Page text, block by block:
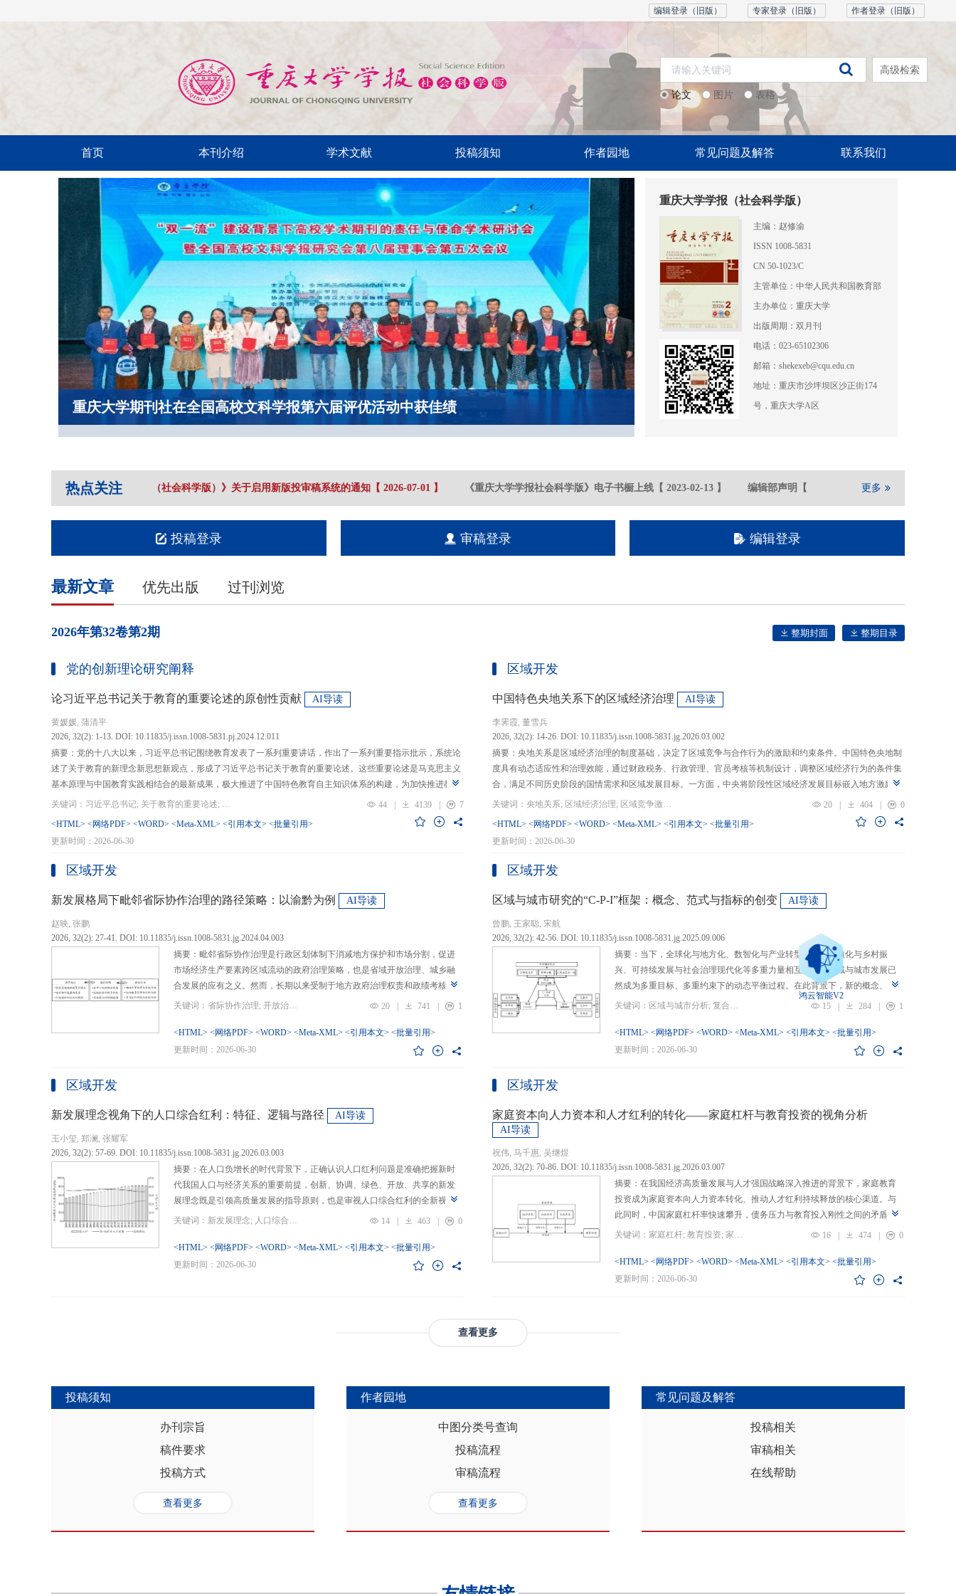
作者登录（旧版）
专家登录（旧版）
编辑登录（旧版）
论文 图片 表格
高级检索
首页 本刊介绍 学术文献 投稿须知 作者园地 常见问题及解答 联系我们
重庆大学期刊社在全国高校文科学报第六届评优活动中获佳绩
重庆大学学报（社会科学版）
主编：赵修渝
ISSN 1008-5831
CN 50-1023/C
主管单位：中华人民共和国教育部
主办单位：重庆大学
出版周期：双月刊
电话：023-65102306
邮箱：shekexeb@cqu.edu.cn
地址：重庆市沙坪坝区沙正街174
号，重庆大学A区
热点关注
《重庆大学学报（社会科学版）》关于启用新版投审稿系统的通知【 2026-07-01】 《重庆大学学报社会科学版》电子书橱上线【 2023-02-13】 编辑部声明【 2021-05 重庆大学期刊
更多
投稿登录 审稿登录 编辑登录
最新文章 优先出版 过刊浏览
2026年第32卷第2期 整期封面 整期目录
党的创新理论研究阐释
论习近平总书记关于教育的重要论述的原创性贡献 AI导读
黄媛媛, 蒲清平
2026, 32(2): 1-13. DOI: 10.11835/j.issn.1008-5831.pj.2024.12.011
摘要：党的十八大以来，习近平总书记围绕教育发表了一系列重要讲话，作出了一系列重要指示批示，系统论
述了关于教育的新理念新思想新观点，形成了习近平总书记关于教育的重要论述。这些重要论述是马克思主义
基本原理与中国教育实践相结合的最新成果，极大推进了中国特色教育自主知识体系的构建，为加快推进教育
现代化、建设教育强国提供了强大思想武器和行动指南，作出了重大原创性贡献。这些原创性贡献主要体现
在：第一，从价值论角度明确了教育在党和国家事业发展全局中的战略定位，从政治价值、经济价值、文化价
值、社会价值、创新价值等五个方面创新性回答了新时代“为什么办教育”的战略问题；第二，从认识论角度赋
予了新时代教育发展的多重内涵，深刻揭示其根本性质、根本保证、根本任务、时代使命、最终目的，创新性
回答了新时代“办什么样的教育”的根本问题；第三，从方法论角度立足基本国情遵循教育规律，提出了深化教
育改革创新的总体思路和战略部署，涵盖教育地位的确立、教育道路的选择、教育动力的激发、教育路径的规
划以及教育主体的培育，创新性回答了新时代“怎么办教育”的实践问题。
关键词：习近平总书记; 关于教育的重要论述; 教育强国; 《论教育》; 教育新质生产力; 教育人工智能 44 | 4139 |
7
<HTML> <网络PDF> <WORD> <Meta-XML> <引用本文> <批量引用>
更新时间：2026-06-30
区域开发
中国特色央地关系下的区域经济治理 AI导读
李霁霞, 董雪兵
2026, 32(2): 14-26. DOI: 10.11835/j.issn.1008-5831.jg.2026.03.002
摘要：央地关系是区域经济治理的制度基础，决定了区域竞争与合作行为的激励和约束条件。中国特色央地制
度具有动态适应性和治理效能，通过财政税务、行政管理、官员考核等机制设计，调整区域经济行为的条件集
合，满足不同历史阶段的国情需求和区域发展目标。一方面，中央将阶段性区域经济发展目标嵌入地方激励机
制，引导区域竞争策略转变，包括竞争标的从“为增长而竞争”转向“为发展而竞争”，支出行为从“重建设、轻民
生”转向“基本公共服务均等化”，发展模式从“地方保护”转向“发挥比较优势”，以区域竞争激励和竞争策略优化
提升区域经济治理效率。另一方面，中央通过对口支援、一体化合作、主体功能区建设等制度安排，在保留区
域竞争激励的同时，降低区域合作成本，提高区域合作收益，形成优势互补、规模效益最大化、外部性内部化
等跨区域合作模式，实现国家治理和区域治理效率的统一。在区域经济格局深刻变革与国内发展目标转型升级
的背景下，区域经济治理面临新形势与新挑战。未来区域经济治理研究应聚焦数字时代区域协调发展、因地制
宜发展新质生产力、构建全国统一大市场等重大现实问题，从新治理主体、新发展目标、新治理工具等维度深
化探索，进一步丰富和完善中国特色区域经济治理理论体系，为新时代区域协调发展与区域高质量发展提供学
理支撑。
关键词：央地关系; 区域经济治理; 区域竞争激励; 跨区域合作 20 | 404 |
0
<HTML> <网络PDF> <WORD> <Meta-XML> <引用本文> <批量引用>
更新时间：2026-06-30
区域开发
新发展格局下毗邻省际协作治理的路径策略：以渝黔为例 AI导读
赵映, 张鹏
2026, 32(2): 27-41. DOI: 10.11835/j.issn.1008-5831.jg.2024.04.003
摘要：毗邻省际协作治理是行政区划体制下消减地方保护和市场分割，促进
市场经济生产要素跨区域流动的政府治理策略，也是省域开放治理、城乡融
合发展的应有之义。然而，长期以来受制于地方政府治理权责和政绩考核的
行政区划界限，以及竞争性发展博弈中日渐固化的地方利益，毗邻省际协作
内需、畅通经济循环、建设全国统一大市场的政策导向，为毗邻省际协作治
理提供了新的机遇，借此探析其路径策略是构建新发展格局的内在要求和重
例，采用半结构化访谈法收集数据资料，探析新发展格局下毗邻省际协作治
理的路径策略。研究表明，毗邻省际协作治理是毗邻省（自治区、直辖市）
达成多向度的系统性治理行动过程。新发展格局下毗邻省际协作治理的路径
策略首先是厘清国家战略政策要求、省际协作发展需要，以及市场主体和民
众期望，凝聚利益相关主体的协作治理共识，明确毗邻省际协作治理是省域
开放治理必须积极作为的必答题。其次，统筹衔接国家战略政策与省域治理
规划，构建去中心化的组织结构总体布局，下好毗邻协作先行示范区创建、
网络协同治理的比较优势和互补功能，牵住“牛鼻子”工程，着重优化开放协作
机制和生态共保联治，促进基础设施和基本公共服务一体化，推动产业链整
关键词：省际协作治理; 开放治理; 行政区划; 统一大市场; 新发展格局 20 | 741 | 1
<HTML> <网络PDF> <WORD> <Meta-XML> <引用本文> <批量引用>
更新时间：2026-06-30
区域开发
区域与城市研究的“C-P-I”框架：概念、范式与指标的创变 AI导读
曾鹏, 王家聪, 宋航
2026, 32(2): 42-56. DOI: 10.11835/j.issn.1008-5831.jg.2025.09.006
摘要：当下，全球化与地方化、数智化与产业转型、新型城镇化与乡村振
兴、可持续发展与社会治理现代化等多重力量相互交织，区域与城市发展已
然成为多重目标、多重约束下的动态平衡过程。在此背景下，新的概念、新
的要求、新的范围不断涌现，形成了以“A视角下的B”“面向A的B”“基于A的B”
而是蕴含了新的目标要求、关系规范或作用范围，代表了对区域与城市复杂
问题的新认知。然而，目前学术界对于这类复杂概念的综合评价研究相对滞
概念内涵关键方面，也缺乏系统检验。对此，文章提出区域与城市研究的“C-
重一致性，即确保概念界定与测量操作的逻辑统一。其次，在指标体系科学
构建上，采用多维交叉原则，深入交叉单元层面进行刻画；层级分解原则，
建立从目的层到场景层、要素层、观测层、指标层和说明层的系统结构；应
然实然一体原则，实现理论理想与现实测量的统一。最后，在具体指标可信
选择上，强调完备性，全面覆盖概念内涵；强调复合性，体现概念的交叉交
架不仅提供了评价复杂概念的工具，更蕴含促进复杂概念发现与再生产的机
制，能够推动区域分析从传统的、相对静态的、单一维度的模式，向更加动
关键词：区域与城市分析; 复合概念; “C-P-I”框架; 指标体系 15 | 284 | 1
<HTML> <网络PDF> <WORD> <Meta-XML> <引用本文> <批量引用>
更新时间：2026-06-30
区域开发
新发展理念视角下的人口综合红利：特征、逻辑与路径 AI导读
王小玺, 郑澜, 张耀军
2026, 32(2): 57-69. DOI: 10.11835/j.issn.1008-5831.jg.2026.03.003
摘要：在人口负增长的时代背景下，正确认识人口红利问题是准确把握新时
代我国人口与经济关系的重要前提，创新、协调、绿色、开放、共享的新发
展理念既是引领高质量发展的指导原则，也是审视人口综合红利的全新视
角。从内涵特征看，新时代的人口综合红利理论是在发展基础、核心理念和
位和发展进程，以人口数量、结构、素质、分布等人口条件为基础，以新发
展理念为导向，通过政策措施的适应性调整从而培育、巩固和收获人口优
中，既要立足当下人口负增长的现实，充分挖掘和利用现有人口条件，也要
放眼未来人口发展趋势，积极挖掘、培育人口结构优化红利、人口素质提升
红利和人口合理分布红利，以相关政策制度的调整完善为路径，引导人口发
展符合创新、协调、绿色、开放、共享的理念需求，积极回应人口发展的趋
势性特征和高质量发展的目标任务，通过进一步完善生育养老政策、推进教
育强国建设、优化城镇格局体系，以人口与经济高质量发展支撑中国式现代
关键词：新发展理念; 人口综合红利; 高质量发展; 人口政策; 中国式现代化 14 | 463 | 0
<HTML> <网络PDF> <WORD> <Meta-XML> <引用本文> <批量引用>
更新时间：2026-06-30
区域开发
家庭资本向人力资本和人才红利的转化——家庭杠杆与教育投资的视角分析
AI导读
祝伟, 马千惠, 吴继煜
2026, 32(2): 70-86. DOI: 10.11835/j.issn.1008-5831.jg.2026.03.007
摘要：在我国经济高质量发展与人才强国战略深入推进的背景下，家庭教育
投资成为家庭资本向人力资本转化、推动人才红利持续释放的核心渠道。与
此同时，中国家庭杠杆率快速攀升，债务压力与教育投入刚性之间的矛盾日
益凸显，二者的互动关系直接关系到人力资本积累效率、教育公平与家庭金
育投资的作用机制，且普遍忽视家庭经济、社会、文化资本的综合调节效应
与多维度异质性特征。基于此，文章利用2017年和2019年中国家庭金融调查
弱，表明资本充裕家庭可依靠自有资源满足教育需求，降低对债务融资的依
赖。第三，异质性分析结果显示，债务多元化水平较低、主要依赖内源融资
以及城镇的家庭在杠杆上升时更倾向于增加更多的教育投资。第四，进一步
讨论后发现，家庭杠杆与教育投资之间存在倒“U”型的非线性关系，当家庭财
务压力较轻时，杠杆上升会促使家庭增加教育投入，但财务负担过重时则导
致教育支出削减，说明适度杠杆可缓解流动性约束并支撑教育投入，而过度
关键词：家庭杠杆; 教育投资; 家庭资本; 家庭债务结构; CHFS 16 | 474 | 0
<HTML> <网络PDF> <WORD> <Meta-XML> <引用本文> <批量引用>
更新时间：2026-06-30
查看更多
投稿须知
办刊宗旨
稿件要求
投稿方式
查看更多
作者园地
中图分类号查询
投稿流程
审稿流程
查看更多
常见问题及解答
投稿相关
审稿相关
在线帮助
鸿云智能V2